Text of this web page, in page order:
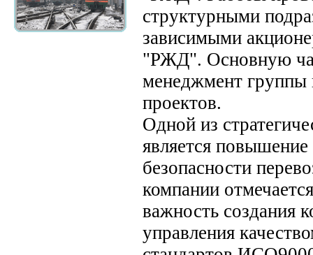
структурными
зависимыми
"РЖД". Основную
менеджмент
проектов.
Одной из
является
безопасности
компании
важность создания
управления